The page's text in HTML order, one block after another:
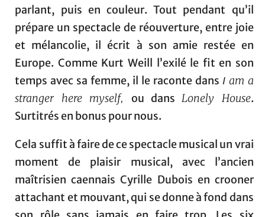
parlant, puis en couleur. Tout pendant qu’il
prépare un spectacle de réouverture, entre joie
et mélancolie, il écrit à son amie restée en
Europe. Comme Kurt Weill l’exilé le fit en son
temps avec sa femme, il le raconte dans Iam a
stranger here myself,ou dansLonely House.
Surtitrés en bonus pour nous.
Cela suffit à faire de ce spectacle musical un vrai
moment de plaisir musical, avec l’ancien
maîtrisien caennais Cyrille Dubois en crooner
attachant et mouvant, qui se donne à fond dans